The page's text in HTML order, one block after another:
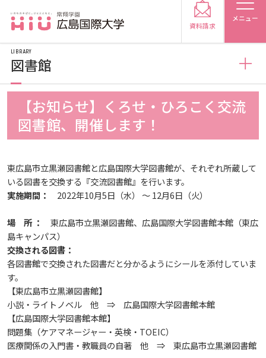
メニュー
受験生の方
在学生の方 卒業生の方
保護者の方 採用担当の方
大学紹介
広島国際大学の概要
建学の精神
情報の公表
入試情報
入試最新情報
学部
資料請求
【お知らせ】くろせ・ひろこく交流
図書館、開催します！
東広島市立黒瀬図書館と広島国際大学図書館が、それぞれ所蔵して
いる図書を交換する『交流図書館』を行います。
実施期間：
2022年10月5日（水） ～ 12月6日（火）
場 所 ：
東広島市立黒瀬図書館、広島国際大学図書館本館（東広
島キャンパス）
交換される図書：
各図書館で交換された図書だと分かるようにシールを添付していま
す。
【東広島市立黒瀬図書館】
小説・ライトノベル 他 ⇒ 広島国際大学図書館本館
【広島国際大学図書館本館】
問題集（ケアマネージャー・英検・TOEIC）
医療関係の入門書・教職員の自著 他 ⇒ 東広島市立黒瀬図書館
LIBRARY
図書館
図書館
図書館概要
利用案内
利用案内（学外利用者）
電子ブック・電子ジャーナルなど
電子ブックをさがす
電子ジャーナルをさがす
活動とイベント
利用講習会
施設案内